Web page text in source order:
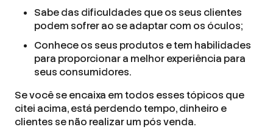
Sabe das dificuldades que os seus clientes
podem sofrer ao se adaptar com os óculos;
Conhece os seus produtos e tem habilidades
para proporcionar a melhor experiência para
seus consumidores.
Se você se encaixa em todos esses tópicos que
citei acima, está perdendo tempo, dinheiro e
clientes se não realizar um pós venda.